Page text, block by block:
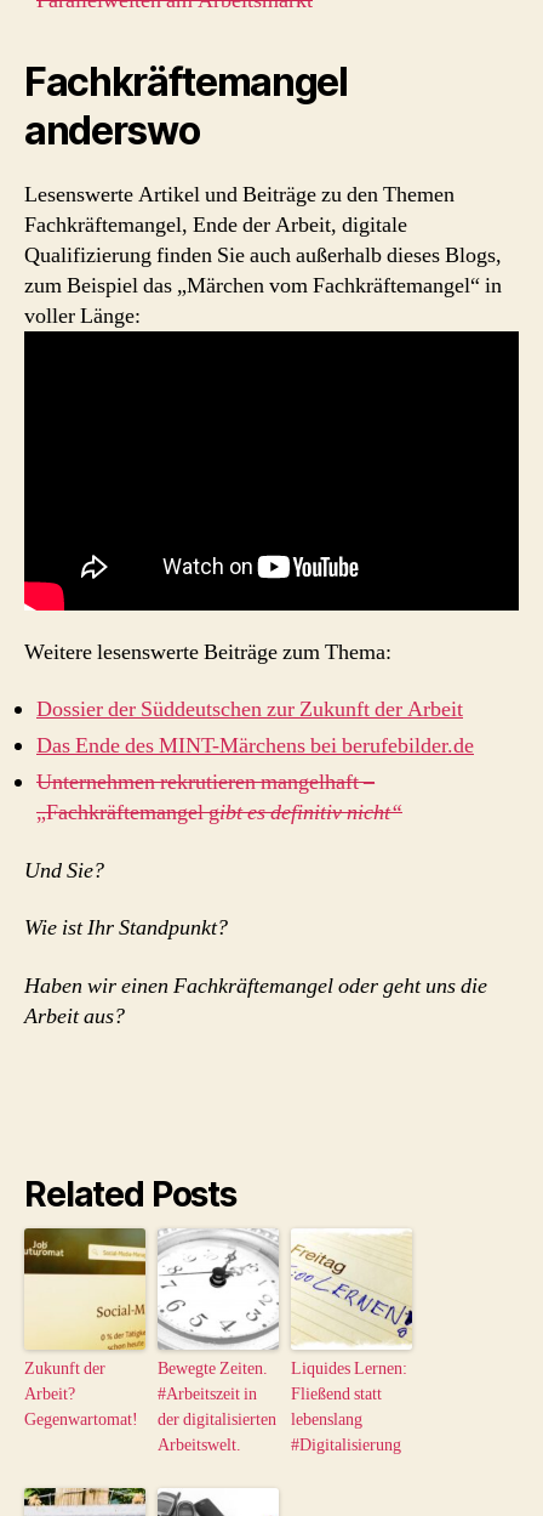
Fachkräftemangel
anderswo
Lesenswerte Artikel und Beiträge zu den Themen
Fachkräftemangel, Ende der Arbeit, digitale
Qualifizierung finden Sie auch außerhalb dieses Blogs,
zum Beispiel das „Märchen vom Fachkräftemangel“ in
voller Länge:
Weitere lesenswerte Beiträge zum Thema:
Dossier der Süddeutschen zur Zukunft der Arbeit
Das Ende des MINT-Märchens bei berufebilder.de
Unternehmen rekrutieren mangelhaft –
„Fachkräftemangel gibt es definitiv nicht“
Und Sie?
Wie ist Ihr Standpunkt?
Haben wir einen Fachkräftemangel oder geht uns die
Arbeit aus?
Related Posts
Zukunft der
Arbeit?
Gegenwartomat!
Bewegte Zeiten.
#Arbeitszeit in
der digitalisierten
Arbeitswelt.
Liquides Lernen:
Fließend statt
lebenslang
#Digitalisierung